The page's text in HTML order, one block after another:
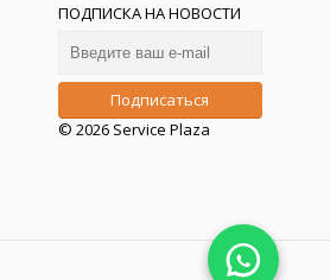
ПОДПИСКА НА НОВОСТИ
© 2026 Service Plaza